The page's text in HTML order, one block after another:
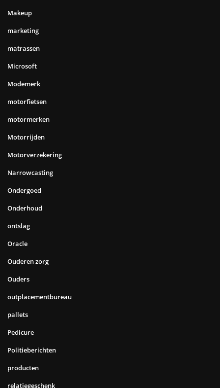
Makeup
marketing
matrassen
Microsoft
Modemerk
motorfietsen
motormerken
Motorrijden
Motorverzekering
Narrowcasting
Ondergoed
Onderhoud
ontslag
Oracle
Ouderen zorg
Ouders
outplacementbureau
pallets
Pedicure
Politieberichten
producten
relatiegeschenk